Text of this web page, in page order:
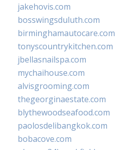
jakehovis.com
bosswingsduluth.com
birminghamautocare.com
tonyscountrykitchen.com
jbellasnailspa.com
mychaihouse.com
alvisgrooming.com
thegeorginaestate.com
blythewoodseafood.com
paolosdelibangkok.com
bobacove.com